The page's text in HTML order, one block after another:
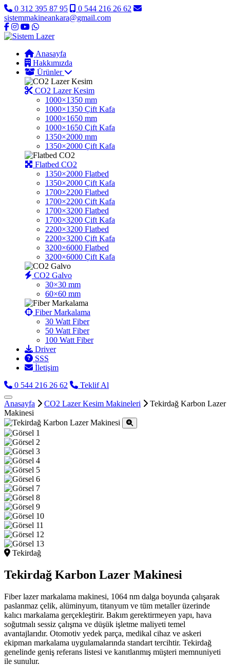
0 312 395 87 95
0 544 216 26 62
sistemmakineankara@gmail.com
Anasayfa
Hakkımızda
Ürünler
CO2 Lazer Kesim
1000×1350 mm
1000×1350 Çift Kafa
1000×1650 mm
1000×1650 Çift Kafa
1350×2000 mm
1350×2000 Çift Kafa
Flatbed CO2
1350×2000 Flatbed
1350×2000 Çift Kafa
1700×2200 Flatbed
1700×2200 Çift Kafa
1700×3200 Flatbed
1700×3200 Çift Kafa
2200×3200 Flatbed
2200×3200 Çift Kafa
3200×6000 Flatbed
3200×6000 Çift Kafa
CO2 Galvo
30×30 mm
60×60 mm
Fiber Markalama
30 Watt Fiber
50 Watt Fiber
100 Watt Fiber
Driver
SSS
İletişim
0 544 216 26 62
Teklif Al
Anasayfa CO2 Lazer Kesim Makineleri
Tekirdağ Karbon Lazer
Makinesi
Tekirdağ
Tekirdağ Karbon Lazer Makinesi
Fiber lazer markalama makinesi, 1064 nm dalga boyunda çalışarak
paslanmaz çelik, alüminyum, titanyum ve tüm metaller üzerinde
kalıcı markalama gerçekleştirir. Bakım gerektirmeyen yapı, hava
soğutmalı sessiz çalışma ve düşük işletme maliyeti temel
avantajlarıdır. Otomotiv yedek parça, medikal cihaz ve askeri
ekipman markalama uygulamalarında standart tercihtir. Tekirdağ
genelinde geniş referans listesi ve kanıtlanmış müşteri memnuniyeti
ile sunulur.